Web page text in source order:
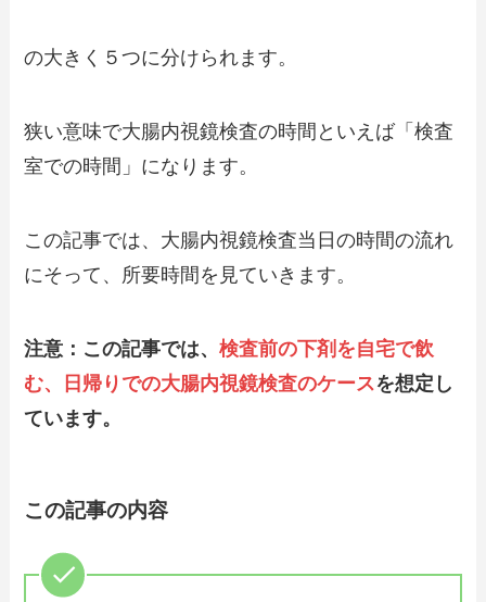
の大きく５つに分けられます。
狭い意味で大腸内視鏡検査の時間といえば「検査
室での時間」になります。
この記事では、大腸内視鏡検査当日の時間の流れ
にそって、所要時間を見ていきます。
注意：この記事では、検査前の下剤を自宅で飲
む、日帰りでの大腸内視鏡検査のケース を想定し
ています。
この記事の内容